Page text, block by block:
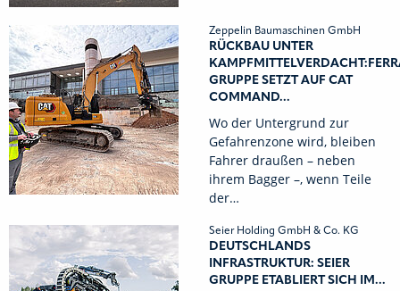
Zeppelin Baumaschinen GmbH
RÜCKBAU UNTER
GRUPPE SETZT AUF CAT
COMMAND...
Wo der Untergrund zur
Gefahrenzone wird, bleiben
Fahrer draußen – neben
ihrem Bagger –, wenn Teile
der…
Seier Holding GmbH & Co. KG
DEUTSCHLANDS
INFRASTRUKTUR: SEIER
GRUPPE ETABLIERT SICH IM...